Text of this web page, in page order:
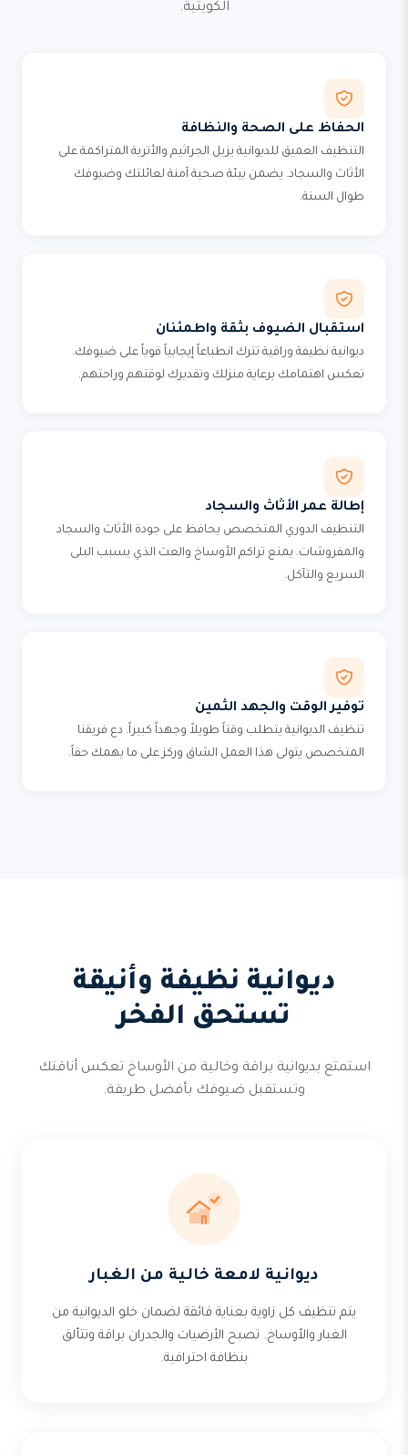
الكويتية.
الحفاظ على الصحة والنظافة
التنظيف العميق للديوانية يزيل الجراثيم والأتربة المتراكمة على
الأثاث والسجاد. يضمن بيئة صحية آمنة لعائلتك وضيوفك
طوال السنة.
استقبال الضيوف بثقة واطمئنان
ديوانية نظيفة وراقية تترك انطباعاً إيجابياً قوياً على ضيوفك.
تعكس اهتمامك برعاية منزلك وتقديرك لوقتهم وراحتهم.
إطالة عمر الأثاث والسجاد
التنظيف الدوري المتخصص يحافظ على جودة الأثاث والسجاد
والمفروشات. يمنع تراكم الأوساخ والعث الذي يسبب البلى
السريع والتآكل.
توفير الوقت والجهد الثمين
تنظيف الديوانية يتطلب وقتاً طويلاً وجهداً كبيراً. دع فريقنا
المتخصص يتولى هذا العمل الشاق وركز على ما يهمك حقاً.
ديوانية نظيفة وأنيقة
تستحق الفخر
استمتع بديوانية براقة وخالية من الأوساخ تعكس أناقتك
وتستقبل ضيوفك بأفضل طريقة.
ديوانية لامعة خالية من الغبار
يتم تنظيف كل زاوية بعناية فائقة لضمان خلو الديوانية من
الغبار والأوساخ. تصبح الأرضيات والجدران براقة وتتألق
بنظافة احترافية.